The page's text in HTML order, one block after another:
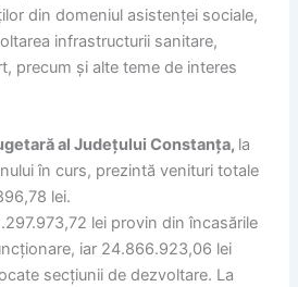
din domeniul asistenței sociale,
infrastructurii sanitare,
precum și alte teme de interes
al Județului Constanța, la
în curs, prezintă venituri totale
lei.
lei provin din încasările
iar 24.866.923,06 lei
secțiunii de dezvoltare. La